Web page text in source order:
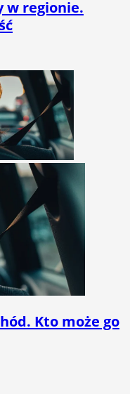
w regionie.
Kto może go